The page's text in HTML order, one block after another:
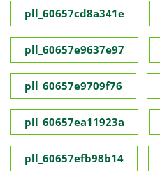
pll_60657cd8a341e
pll_60657e9637e97
pll_60657e9709f76
pll_60657ea11923a
pll_60657efb98b14